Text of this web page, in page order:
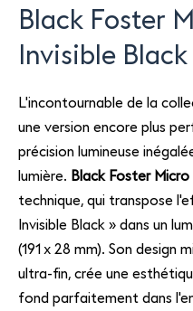
Black Foster
Invisible Black
L'incontournable de la
une version encore plus
précision lumineuse
lumière. Black Foster Micro
technique, qui transpose
Invisible Black » dans un
(191 x 28 mm). Son design
ultra-fin, crée une
fond parfaitement dans